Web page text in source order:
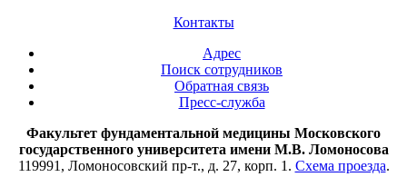
Контакты
Адрес
Поиск сотрудников
Обратная связь
Пресс-служба
Факультет фундаментальной медицины Московского
государственного университета имени М.В. Ломоносова
119991, Ломоносовский пр-т., д. 27, корп. 1. Схема проезда.